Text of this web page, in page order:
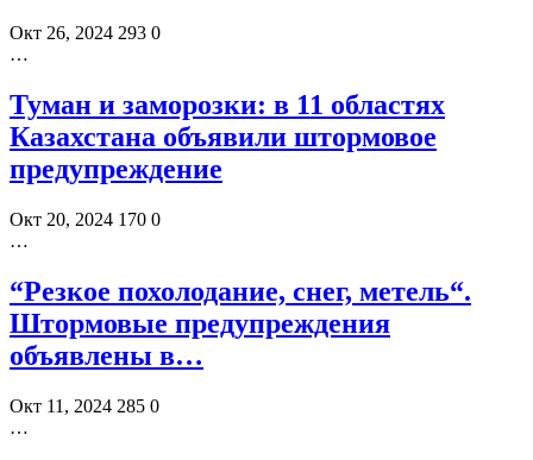
Окт 26, 2024 293 0
…
Туман и заморозки: в 11 областях
Казахстана объявили штормовое
предупреждение
Окт 20, 2024 170 0
…
“Резкое похолодание, снег, метель“.
Штормовые предупреждения
объявлены в…
Окт 11, 2024 285 0
…